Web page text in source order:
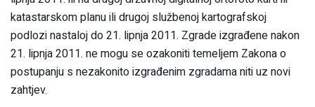
katastarskom planu ili drugoj službenoj kartografskoj
podlozi nastaloj do 21. lipnja 2011. Zgrade izgrađene nakon
21. lipnja 2011. ne mogu se ozakoniti temeljem Zakona o
postupanju s nezakonito izgrađenim zgradama niti uz novi
zahtjev.